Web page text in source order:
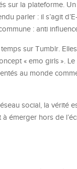
sur la plateforme.
parler : il s’agit
: anti
sur Tumblr.
« emo girls ».
au monde
social, la vérité
émerger hors de